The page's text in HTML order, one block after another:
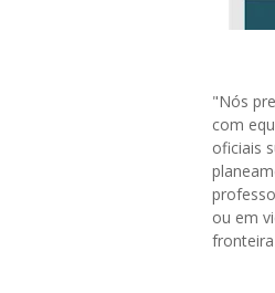
"Nós
com
oficiais
ou em